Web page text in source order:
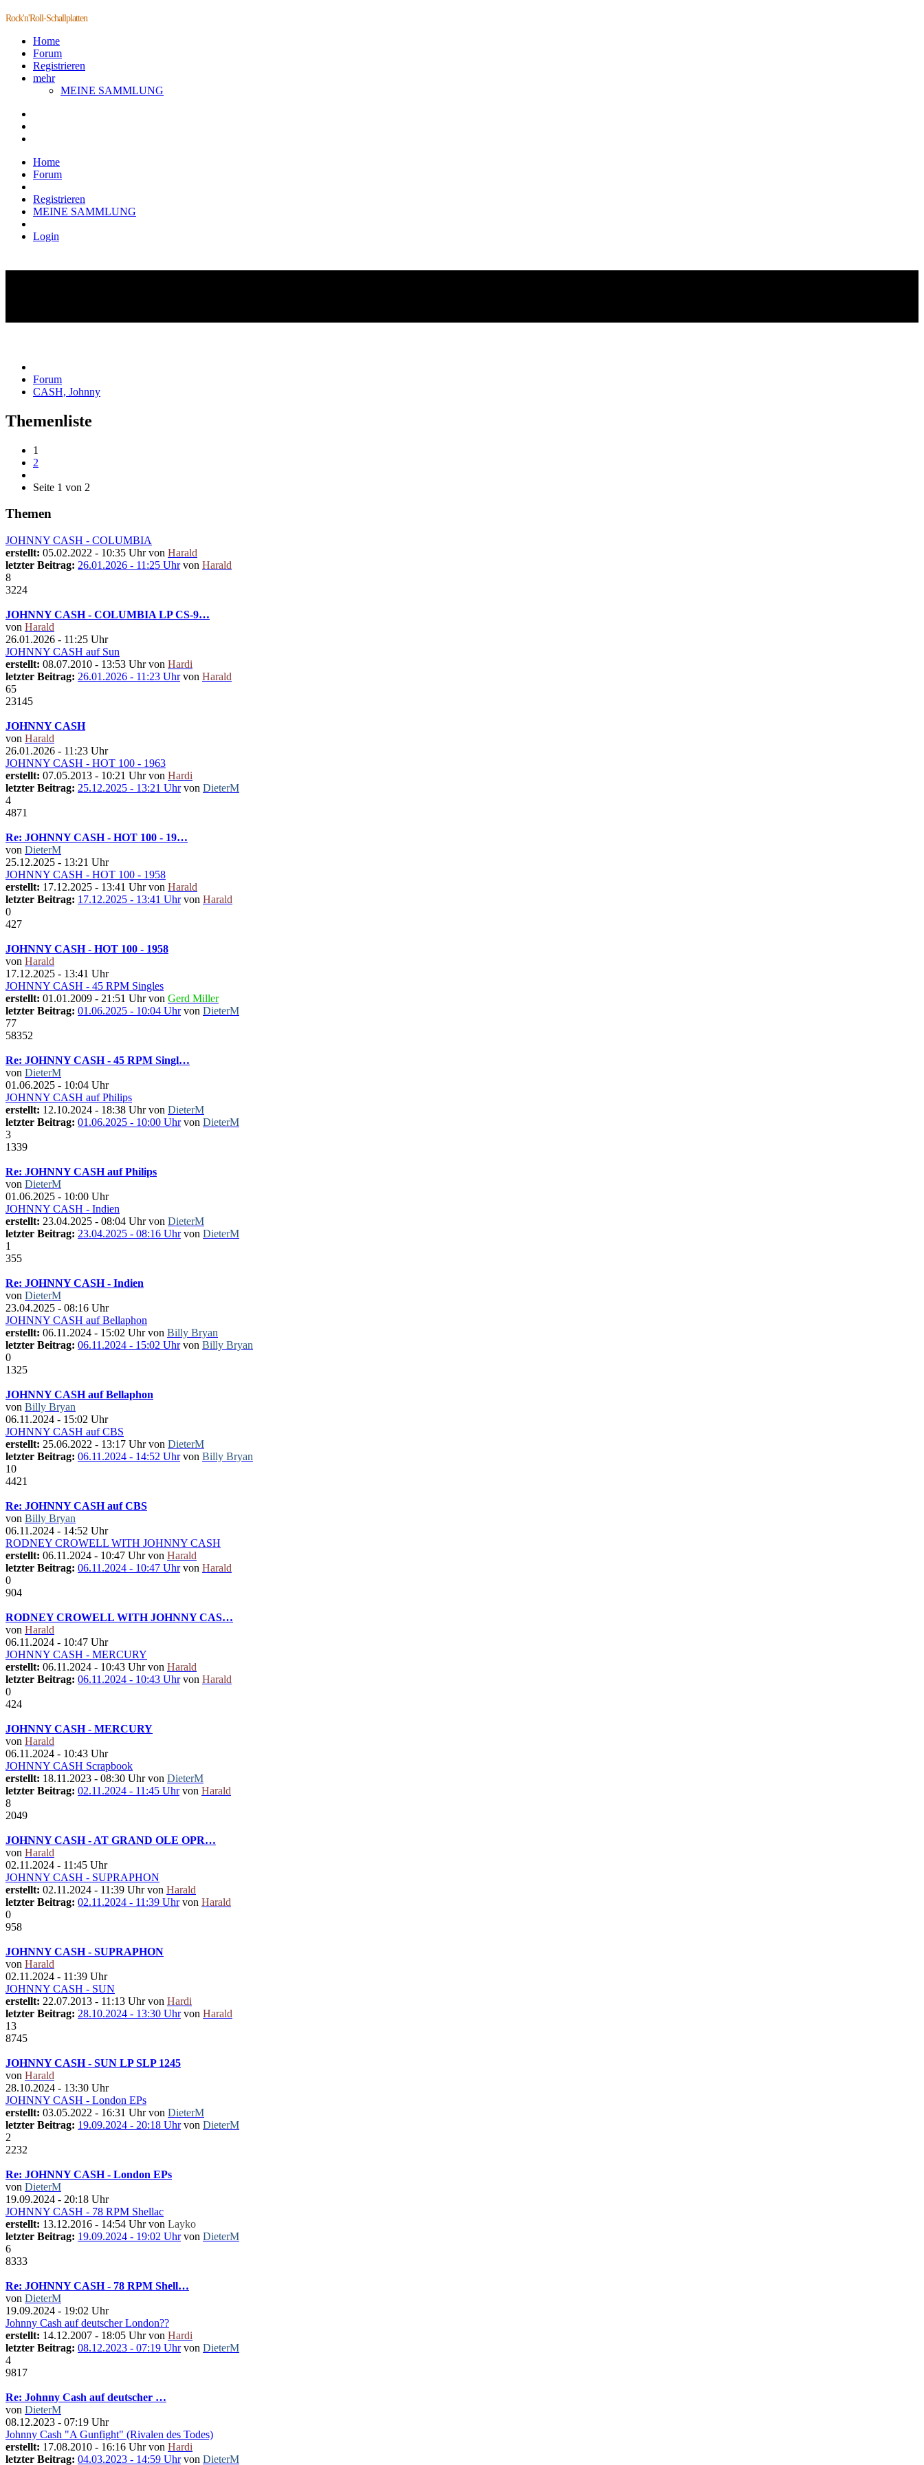
Rock'n'Roll-Schallplatten
Home
Forum
Registrieren
mehr
MEINE SAMMLUNG
Home
Forum
Registrieren
MEINE SAMMLUNG
Login
Forum
CASH, Johnny
Themenliste
1
2
Seite 1 von 2
Themen
JOHNNY CASH - COLUMBIA
erstellt: 05.02.2022 - 10:35 Uhr von Harald
letzter Beitrag: 26.01.2026 - 11:25 Uhrvon Harald
8
3224
JOHNNY CASH - COLUMBIA LP CS-9…
von Harald
26.01.2026 - 11:25 Uhr
JOHNNY CASH auf Sun
erstellt: 08.07.2010 - 13:53 Uhr von Hardi
letzter Beitrag: 26.01.2026 - 11:23 Uhrvon Harald
65
23145
JOHNNY CASH
von Harald
26.01.2026 - 11:23 Uhr
JOHNNY CASH - HOT 100 - 1963
erstellt: 07.05.2013 - 10:21 Uhr von Hardi
letzter Beitrag: 25.12.2025 - 13:21 Uhrvon DieterM
4
4871
Re: JOHNNY CASH - HOT 100 - 19…
von DieterM
25.12.2025 - 13:21 Uhr
JOHNNY CASH - HOT 100 - 1958
erstellt: 17.12.2025 - 13:41 Uhr von Harald
letzter Beitrag: 17.12.2025 - 13:41 Uhrvon Harald
0
427
JOHNNY CASH - HOT 100 - 1958
von Harald
17.12.2025 - 13:41 Uhr
JOHNNY CASH - 45 RPM Singles
erstellt: 01.01.2009 - 21:51 Uhr von Gerd Miller
letzter Beitrag: 01.06.2025 - 10:04 Uhrvon DieterM
77
58352
Re: JOHNNY CASH - 45 RPM Singl…
von DieterM
01.06.2025 - 10:04 Uhr
JOHNNY CASH auf Philips
erstellt: 12.10.2024 - 18:38 Uhr von DieterM
letzter Beitrag: 01.06.2025 - 10:00 Uhrvon DieterM
3
1339
Re: JOHNNY CASH auf Philips
von DieterM
01.06.2025 - 10:00 Uhr
JOHNNY CASH - Indien
erstellt: 23.04.2025 - 08:04 Uhr von DieterM
letzter Beitrag: 23.04.2025 - 08:16 Uhrvon DieterM
1
355
Re: JOHNNY CASH - Indien
von DieterM
23.04.2025 - 08:16 Uhr
JOHNNY CASH auf Bellaphon
erstellt: 06.11.2024 - 15:02 Uhr von Billy Bryan
letzter Beitrag: 06.11.2024 - 15:02 Uhrvon Billy Bryan
0
1325
JOHNNY CASH auf Bellaphon
von Billy Bryan
06.11.2024 - 15:02 Uhr
JOHNNY CASH auf CBS
erstellt: 25.06.2022 - 13:17 Uhr von DieterM
letzter Beitrag: 06.11.2024 - 14:52 Uhrvon Billy Bryan
10
4421
Re: JOHNNY CASH auf CBS
von Billy Bryan
06.11.2024 - 14:52 Uhr
RODNEY CROWELL WITH JOHNNY CASH
erstellt: 06.11.2024 - 10:47 Uhr von Harald
letzter Beitrag: 06.11.2024 - 10:47 Uhrvon Harald
0
904
RODNEY CROWELL WITH JOHNNY CAS…
von Harald
06.11.2024 - 10:47 Uhr
JOHNNY CASH - MERCURY
erstellt: 06.11.2024 - 10:43 Uhr von Harald
letzter Beitrag: 06.11.2024 - 10:43 Uhrvon Harald
0
424
JOHNNY CASH - MERCURY
von Harald
06.11.2024 - 10:43 Uhr
JOHNNY CASH Scrapbook
erstellt: 18.11.2023 - 08:30 Uhr von DieterM
letzter Beitrag: 02.11.2024 - 11:45 Uhrvon Harald
8
2049
JOHNNY CASH - AT GRAND OLE OPR…
von Harald
02.11.2024 - 11:45 Uhr
JOHNNY CASH - SUPRAPHON
erstellt: 02.11.2024 - 11:39 Uhr von Harald
letzter Beitrag: 02.11.2024 - 11:39 Uhrvon Harald
0
958
JOHNNY CASH - SUPRAPHON
von Harald
02.11.2024 - 11:39 Uhr
JOHNNY CASH - SUN
erstellt: 22.07.2013 - 11:13 Uhr von Hardi
letzter Beitrag: 28.10.2024 - 13:30 Uhrvon Harald
13
8745
JOHNNY CASH - SUN LP SLP 1245
von Harald
28.10.2024 - 13:30 Uhr
JOHNNY CASH - London EPs
erstellt: 03.05.2022 - 16:31 Uhr von DieterM
letzter Beitrag: 19.09.2024 - 20:18 Uhrvon DieterM
2
2232
Re: JOHNNY CASH - London EPs
von DieterM
19.09.2024 - 20:18 Uhr
JOHNNY CASH - 78 RPM Shellac
erstellt: 13.12.2016 - 14:54 Uhr von Layko
letzter Beitrag: 19.09.2024 - 19:02 Uhrvon DieterM
6
8333
Re: JOHNNY CASH - 78 RPM Shell…
von DieterM
19.09.2024 - 19:02 Uhr
Johnny Cash auf deutscher London??
erstellt: 14.12.2007 - 18:05 Uhr von Hardi
letzter Beitrag: 08.12.2023 - 07:19 Uhrvon DieterM
4
9817
Re: Johnny Cash auf deutscher …
von DieterM
08.12.2023 - 07:19 Uhr
Johnny Cash "A Gunfight" (Rivalen des Todes)
erstellt: 17.08.2010 - 16:16 Uhr von Hardi
letzter Beitrag: 04.03.2023 - 14:59 Uhrvon DieterM